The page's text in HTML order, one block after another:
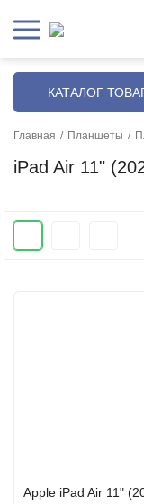
КАТАЛОГ
Главная / Планшеты /
iPad Air 11"
Apple iPad Air 11"